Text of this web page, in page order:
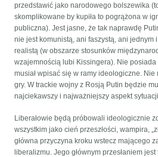
przedstawić jako narodowego bolszewika
skomplikowane by kupiła to pogrążona w
publiczna). Jest jasne, że tak naprawdę
nie jest komunistą, ani faszystą, ani jednym
realistą (w obszarze stosunków
wzajemnością lubi Kissingera). Nie
musiał wpisać się w ramy ideologiczne.
gry. W trackie wojny z Rosją Putin będzie
najciekawszy i najważniejszy aspekt sytuacji.
Liberałowie będą próbowali ideologicznie
wszystkim jako cień przeszłości, wampira,
główna przyczyna kroku wstecz mającego
liberalizmu. Jego głównym przesłaniem